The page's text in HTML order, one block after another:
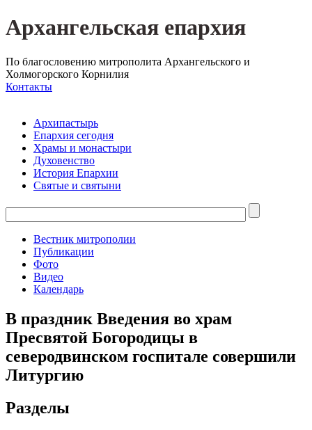
Архангельская епархия
По благословению митрополита Архангельского и
Холмогорского Корнилия
Контакты
Архипастырь
Епархия сегодня
Храмы и монастыри
Духовенство
История Епархии
Святые и святыни
Вестник митрополии
Публикации
Фото
Видео
Календарь
В праздник Введения во храм
Пресвятой Богородицы в
северодвинском госпитале совершили
Литургию
Разделы